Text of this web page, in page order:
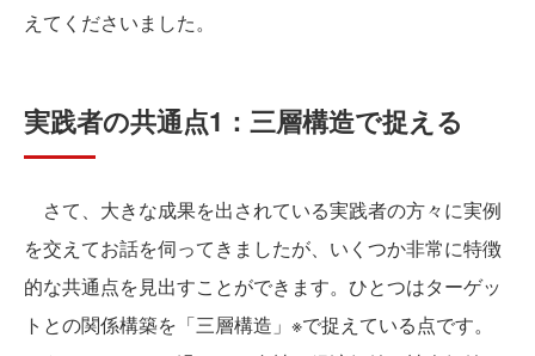
えてくださいました。
実践者の共通点1：三層構造で捉える
さて、大きな成果を出されている実践者の方々に実例
を交えてお話を伺ってきましたが、いくつか非常に特徴
的な共通点を見出すことができます。ひとつはターゲッ
トとの関係構築を「三層構造」※で捉えている点です。